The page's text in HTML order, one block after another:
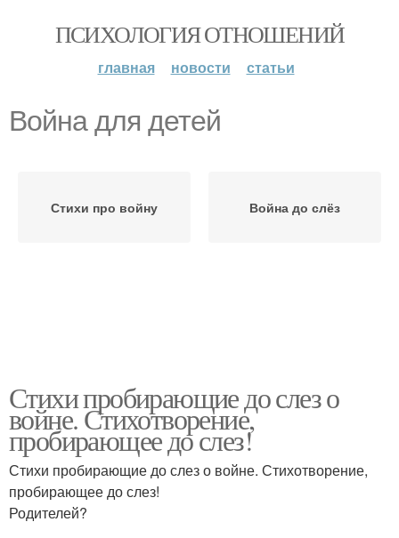
ПСИХОЛОГИЯ ОТНОШЕНИЙ
главная новости статьи
Война для детей
Стихи про войну Война до слёз
Стихи пробирающие до слез о
войне. Стихотворение,
пробирающее до слез!
Стихи пробирающие до слез о войне. Стихотворение,
пробирающее до слез!
Родителей?